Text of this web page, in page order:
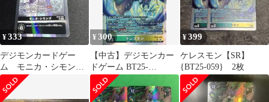
BT3-043 BT3-056 BT3-
030 バンダイ TCG
¥333
デジモンカードゲー
ム モニカ・シモン
ズ SR
¥300
【中古】デジモンカー
ドゲーム BT25-
059[SR]：ケレスモン
¥399
ケレスモン【SR】
{BT25-059} 2枚